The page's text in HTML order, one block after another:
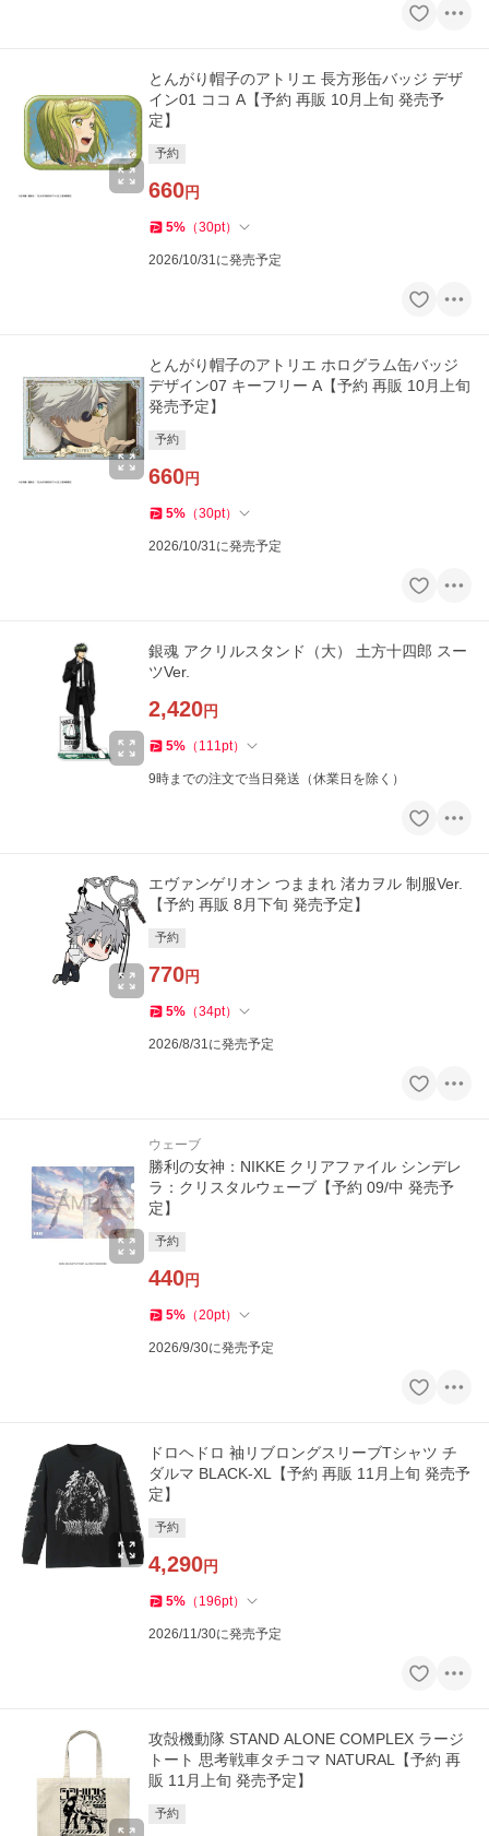
とんがり帽子のアトリエ 長方形缶バッジ デザ
イン01 ココ A【予約 再販 10月上旬 発売予
定】
予約
660円
5% （30pt）
2026/10/31に発売予定
とんがり帽子のアトリエ ホログラム缶バッジ
デザイン07 キーフリー A【予約 再販 10月上旬
発売予定】
予約
660円
5% （30pt）
2026/10/31に発売予定
銀魂 アクリルスタンド（大） 土方十四郎 スー
ツVer.
2,420円
5% （ 111pt）
9時までの注文で当日発送（休業日を除く）
エヴァンゲリオン つままれ 渚カヲル 制服Ver.
【予約 再販 8月下旬 発売予定】
予約
770円
5% （34pt）
2026/8/31に発売予定
ウェーブ
勝利の女神：NIKKE クリアファイル シンデレ
ラ：クリスタルウェーブ【予約 09/中 発売予
定】
予約
440円
5% （20pt）
2026/9/30に発売予定
ドロヘドロ 袖リブロングスリーブTシャツ チ
ダルマ BLACK-XL【予約 再販 11月上旬 発売予
定】
予約
4,290円
5% （ 196pt）
2026/11/30に発売予定
攻殻機動隊 STAND ALONE COMPLEX ラージ
トート 思考戦車タチコマ NATURAL【予約 再
販 11月上旬 発売予定】
予約